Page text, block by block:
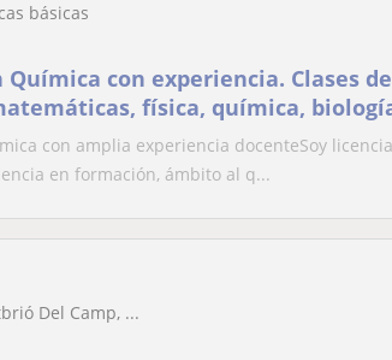
básicas
Química con experiencia. Clases de
física, química,
ESO y Bachillerato en Vila-seca.
con amplia experiencia docenteSoy
en formación, ámbito al q...
Del Camp, ...